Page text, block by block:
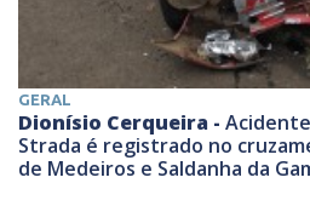
GERAL
Dionísio Cerqueira -
Strada é registrado no
de Medeiros e Saldanha da